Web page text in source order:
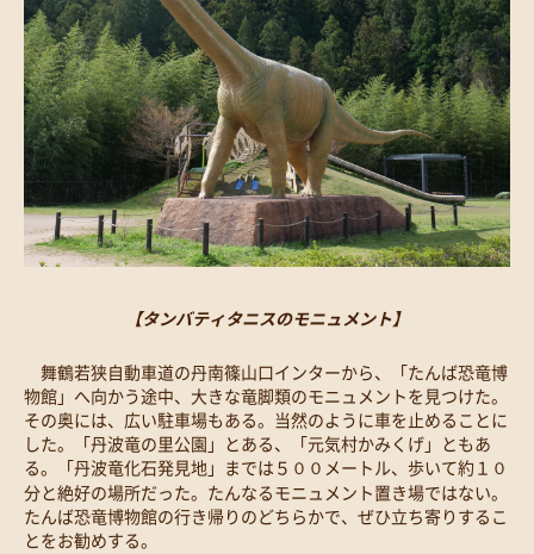
【タンバティタニスのモニュメント】
舞鶴若狭自動車道の丹南篠山口インターから、「たんば恐竜博
物館」へ向かう途中、大きな竜脚類のモニュメントを見つけた。
その奥には、広い駐車場もある。当然のように車を止めることに
した。「丹波竜の里公園」とある、「元気村かみくげ」ともあ
る。「丹波竜化石発見地」までは５００メートル、歩いて約１０
分と絶好の場所だった。たんなるモニュメント置き場ではない。
たんば恐竜博物館の行き帰りのどちらかで、ぜひ立ち寄りするこ
とをお勧めする。